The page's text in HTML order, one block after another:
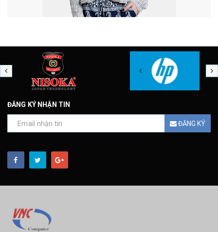
ĐĂNG KÝ NHẬN TIN
ĐĂNG KÝ